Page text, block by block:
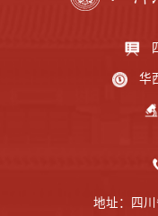
华
地址：四